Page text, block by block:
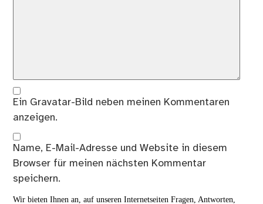
Ein Gravatar-Bild neben meinen Kommentaren
anzeigen.
Name, E-Mail-Adresse und Website in diesem
Browser für meinen nächsten Kommentar
speichern.
Wir bieten Ihnen an, auf unseren Internetseiten Fragen, Antworten,